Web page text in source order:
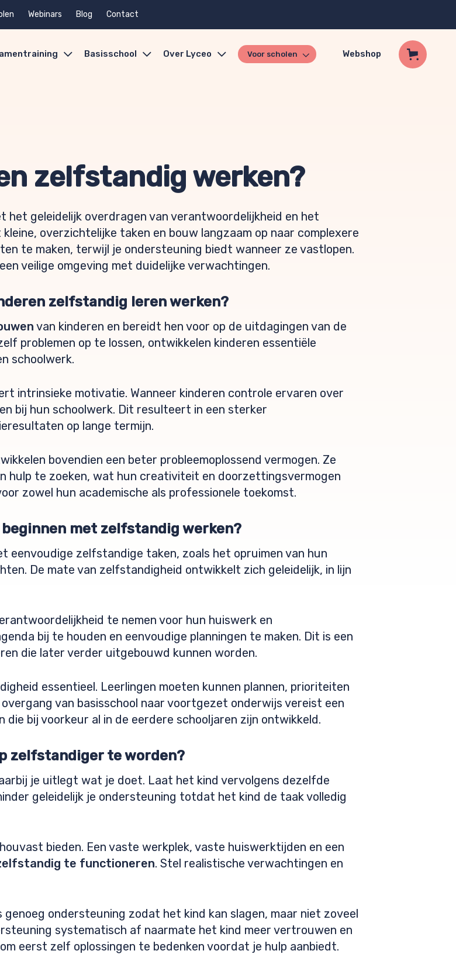
Webinars Blog Contact
Basisschool Over Lyceo Voor scholen Webshop
zelfstandig werken?
het geleidelijk overdragen van verantwoordelijkheid en het
overzichtelijke taken en bouw langzaam op naar complexere
te maken, terwijl je ondersteuning biedt wanneer ze vastlopen.
veilige omgeving met duidelijke verwachtingen.
zelfstandig leren werken?
van kinderen en bereidt hen voor op de uitdagingen van de
problemen op te lossen, ontwikkelen kinderen essentiële
schoolwerk.
intrinsieke motivatie. Wanneer kinderen controle ervaren over
bij hun schoolwerk. Dit resulteert in een sterker
op lange termijn.
bovendien een beter probleemoplossend vermogen. Ze
hulp te zoeken, wat hun creativiteit en doorzettingsvermogen
zowel hun academische als professionele toekomst.
met zelfstandig werken?
eenvoudige zelfstandige taken, zoals het opruimen van hun
De mate van zelfstandigheid ontwikkelt zich geleidelijk, in lijn
te nemen voor hun huiswerk en
bij te houden en eenvoudige planningen te maken. Dit is een
die later verder uitgebouwd kunnen worden.
essentieel. Leerlingen moeten kunnen plannen, prioriteiten
van basisschool naar voortgezet onderwijs vereist een
bij voorkeur al in de eerdere schooljaren zijn ontwikkeld.
zelfstandiger te worden?
je uitlegt wat je doet. Laat het kind vervolgens dezelfde
geleidelijk je ondersteuning totdat het kind de taak volledig
bieden. Een vaste werkplek, vaste huiswerktijden en een
te functioneren. Stel realistische verwachtingen en
ondersteuning zodat het kind kan slagen, maar niet zoveel
systematisch af naarmate het kind meer vertrouwen en
eerst zelf oplossingen te bedenken voordat je hulp aanbiedt.